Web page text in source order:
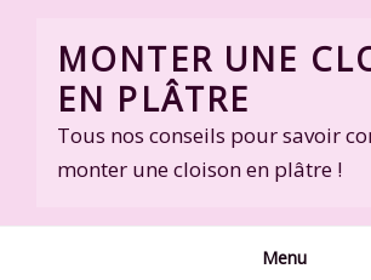
contentMONTER UNE
EN PLÂTRE
Tous nos conseils pour savoir
monter une cloison en plâtre !
Menu